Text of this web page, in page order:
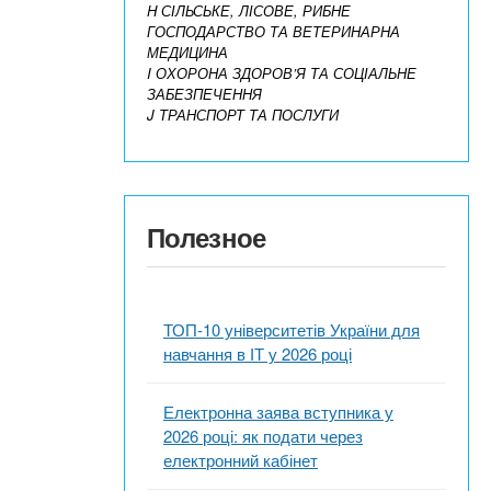
H СІЛЬСЬКЕ, ЛІСОВЕ, РИБНЕ
ГОСПОДАРСТВО ТА ВЕТЕРИНАРНА
МЕДИЦИНА
I ОХОРОНА ЗДОРОВ’Я ТА СОЦІАЛЬНЕ
ЗАБЕЗПЕЧЕННЯ
J ТРАНСПОРТ ТА ПОСЛУГИ
Полезное
ТОП-10 університетів України для
навчання в ІТ у 2026 році
Електронна заява вступника у
2026 році: як подати через
електронний кабінет